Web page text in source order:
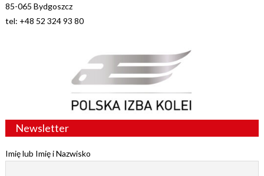
85-065 Bydgoszcz
tel: +48 52 324 93 80
Newsletter
Imię lub Imię i Nazwisko